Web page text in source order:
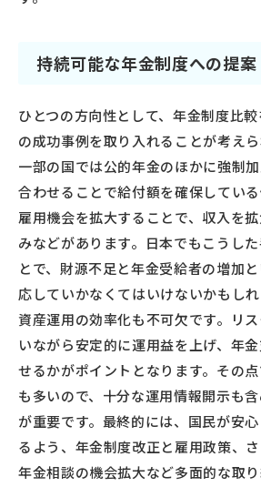
持続可能な年金制度への提案
ひとつの方向性として、年金制度比
の成功事例を取り入れることが考えら
一部の国では公的年金のほかに強制
合わせることで給付額を確保してい
雇用機会を拡大することで、収入を
みなどがあります。日本でもこうし
とで、財源不足と年金受給者の増加
応していかなくてはいけないかもし
資産運用の効率化も不可欠です。リ
いながら安定的に運用益を上げ、年
せるかがポイントとなります。その
も多いので、十分な運用情報開示も
が重要です。最終的には、国民が安
るよう、年金制度改正と雇用政策、
年金相談の機会拡大など多面的な取